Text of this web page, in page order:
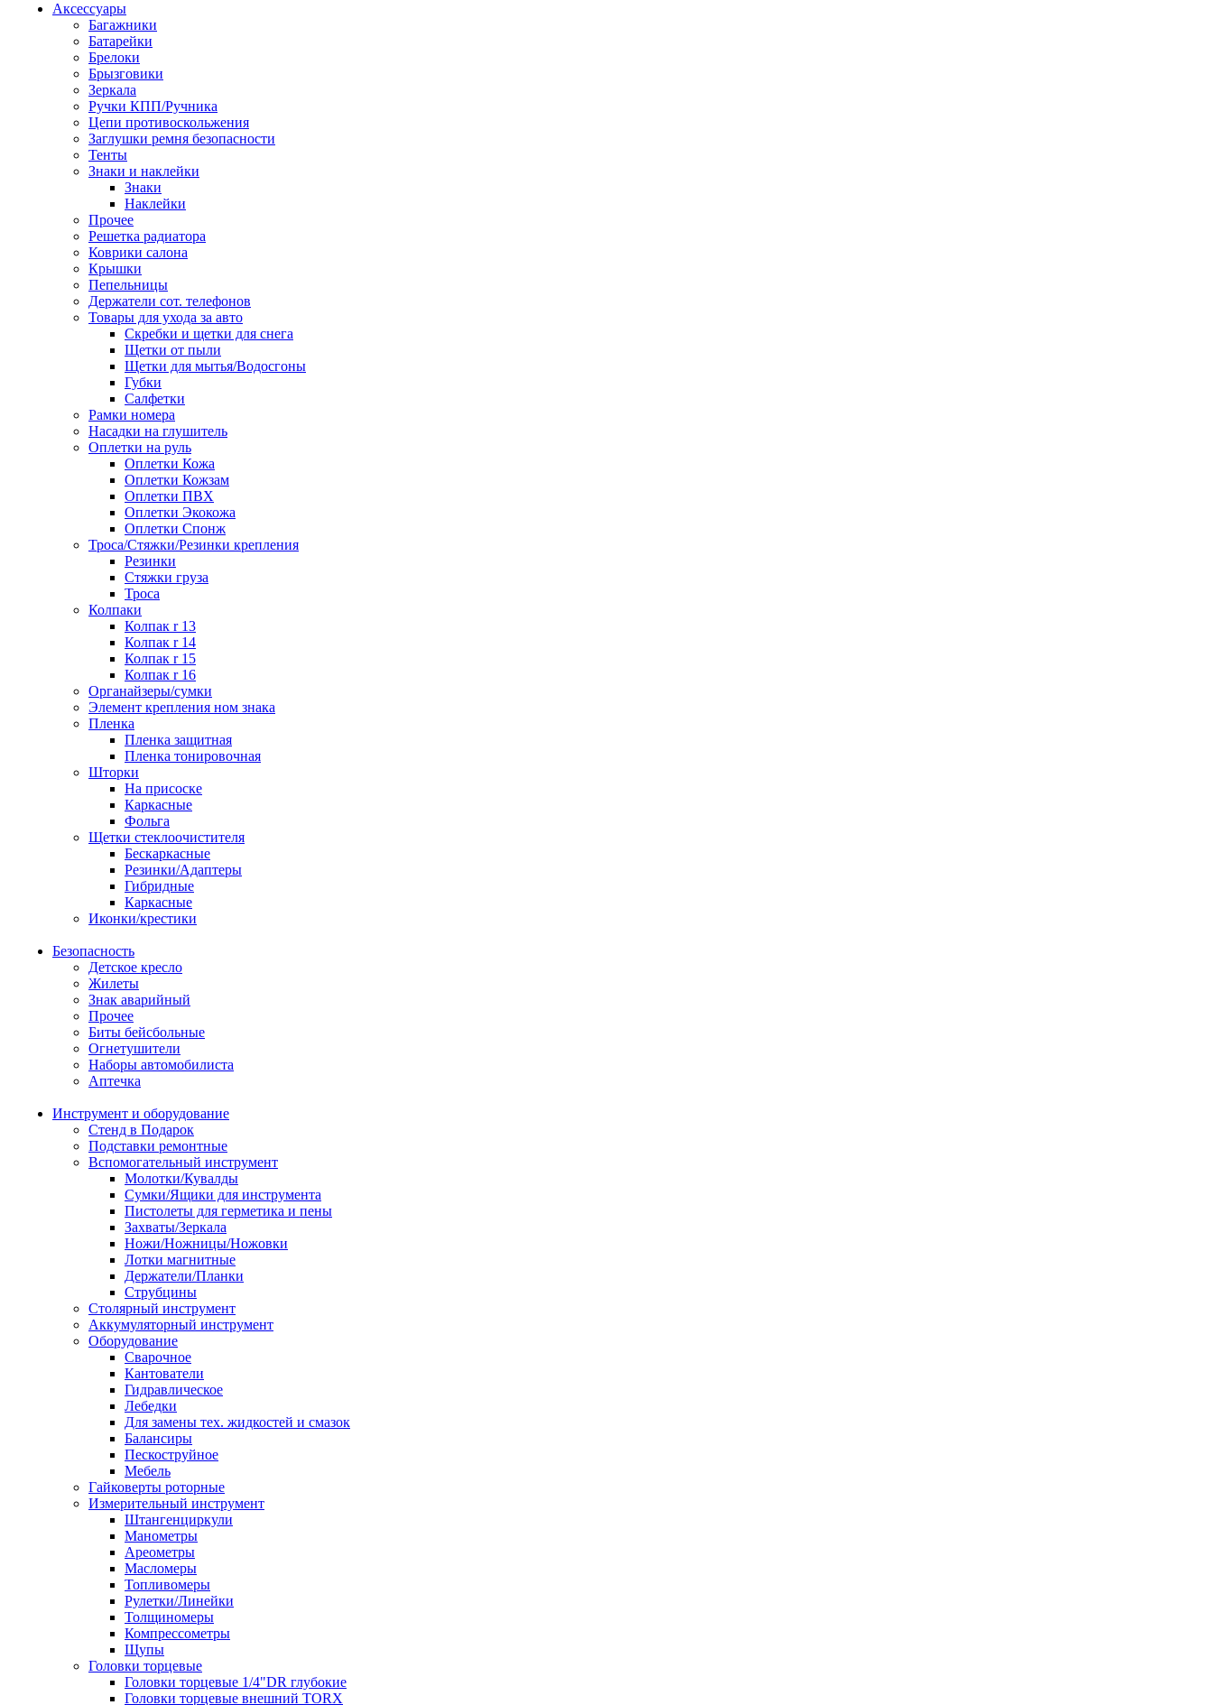
Аксессуары
Багажники
Батарейки
Брелоки
Брызговики
Зеркала
Ручки КПП/Ручника
Цепи противоскольжения
Заглушки ремня безопасности
Тенты
Знаки и наклейки
Знаки
Наклейки
Прочее
Решетка радиатора
Коврики салона
Крышки
Пепельницы
Держатели сот. телефонов
Товары для ухода за авто
Скребки и щетки для снега
Щетки от пыли
Щетки для мытья/Водосгоны
Губки
Салфетки
Рамки номера
Насадки на глушитель
Оплетки на руль
Оплетки Кожа
Оплетки Кожзам
Оплетки ПВХ
Оплетки Экокожа
Оплетки Спонж
Троса/Стяжки/Резинки крепления
Резинки
Стяжки груза
Троса
Колпаки
Колпак r 13
Колпак r 14
Колпак r 15
Колпак r 16
Органайзеры/сумки
Элемент крепления ном знака
Пленка
Пленка защитная
Пленка тонировочная
Шторки
На присоске
Каркасные
Фольга
Щетки стеклоочистителя
Бескаркасные
Резинки/Адаптеры
Гибридные
Каркасные
Иконки/крестики
Безопасность
Детское кресло
Жилеты
Знак аварийный
Прочее
Биты бейсбольные
Огнетушители
Наборы автомобилиста
Аптечка
Инструмент и оборудование
Стенд в Подарок
Подставки ремонтные
Вспомогательный инструмент
Молотки/Кувалды
Сумки/Ящики для инструмента
Пистолеты для герметика и пены
Захваты/Зеркала
Ножи/Ножницы/Ножовки
Лотки магнитные
Держатели/Планки
Струбцины
Столярный инструмент
Аккумуляторный инструмент
Оборудование
Сварочное
Кантователи
Гидравлическое
Лебедки
Для замены тех. жидкостей и смазок
Балансиры
Пескоструйное
Мебель
Гайковерты роторные
Измерительный инструмент
Штангенциркули
Манометры
Ареометры
Масломеры
Топливомеры
Рулетки/Линейки
Толщиномеры
Компрессометры
Щупы
Головки торцевые
Головки торцевые 1/4"DR глубокие
Головки торцевые внешний TORX